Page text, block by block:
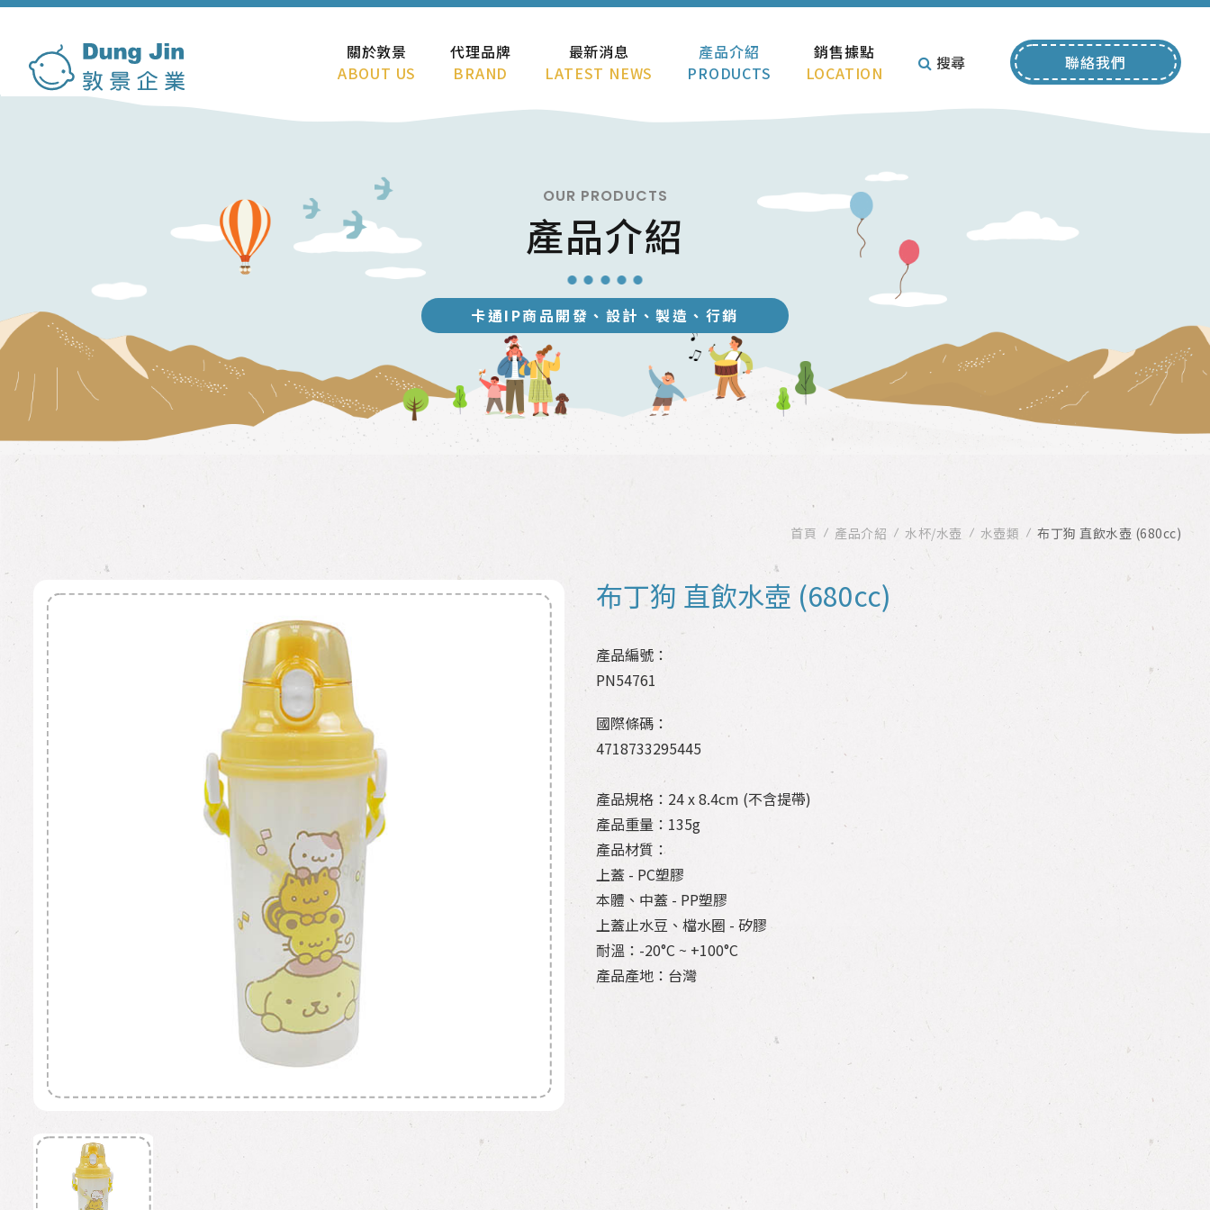
關於敦景
ABOUT US
代理品牌
BRAND
最新消息
LATEST NEWS
產品介紹
PRODUCTS
銷售據點
LOCATION
搜尋 聯絡我們
OUR PRODUCTS
產品介紹
卡通IP商品開發、設計、製造、行銷
首頁 產品介紹 水杯/水壺 水壺類 布丁狗 直飲水壺 (680cc)
布丁狗 直飲水壺 (680cc)
產品編號：
PN54761
國際條碼：
4718733295445
產品規格：24 x 8.4cm (不含提帶)
產品重量：135g
產品材質：
上蓋 - PC塑膠
本體、中蓋 - PP塑膠
上蓋止水豆、檔水圈 - 矽膠
耐溫：-20°C ~ +100°C
產品產地：台灣